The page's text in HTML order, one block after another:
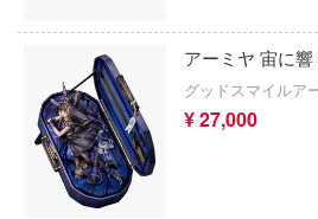
アーミヤ 宙に
グッドスマイルア
¥ 27,000
オーバー
狼と香辛料
ズ&パンツァー
記ドラグナー